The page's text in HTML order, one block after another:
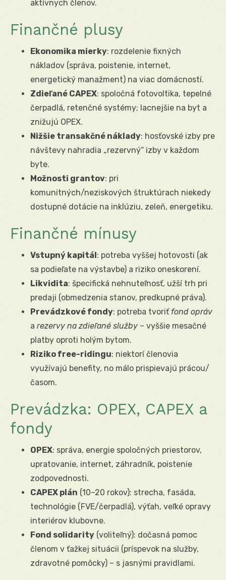
aktívnych členov.
Finančné plusy
Ekonomika mierky: rozdelenie fixných
nákladov (správa, poistenie, internet,
energetický manažment) na viac domácností.
Zdieľané CAPEX: spoločná fotovoltika, tepelné
čerpadlá, retenčné systémy; lacnejšie na byt a
znižujú OPEX.
Nižšie transakčné náklady: hosťovské izby pre
návštevy nahradia „rezervný“ izby v každom
byte.
Možnosti grantov: pri
komunitných/neziskových štruktúrach niekedy
dostupné dotácie na inklúziu, zeleň, energetiku.
Finančné mínusy
Vstupný kapitál: potreba vyššej hotovosti (ak
sa podieľate na výstavbe) a riziko oneskorení.
Likvidita: špecifická nehnuteľnosť, užší trh pri
predaji (obmedzenia stanov, predkupné práva).
Prevádzkové fondy: potreba tvoriť fond opráv
a rezervy na zdieľané služby – vyššie mesačné
platby oproti holým bytom.
Riziko free-ridingu: niektorí členovia
využívajú benefity, no málo prispievajú prácou/
časom.
Prevádzka: OPEX, CAPEX a
fondy
OPEX: správa, energie spoločných priestorov,
upratovanie, internet, záhradník, poistenie
zodpovednosti.
CAPEX plán (10–20 rokov): strecha, fasáda,
technológie (FVE/čerpadlá), výťah, veľké opravy
interiérov klubovne.
Fond solidarity (voliteľný): dočasná pomoc
členom v ťažkej situácii (príspevok na služby,
zdravotné pomôcky) – s jasnými pravidlami.